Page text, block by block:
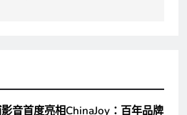
音首度亮相ChinaJoy：百年品牌